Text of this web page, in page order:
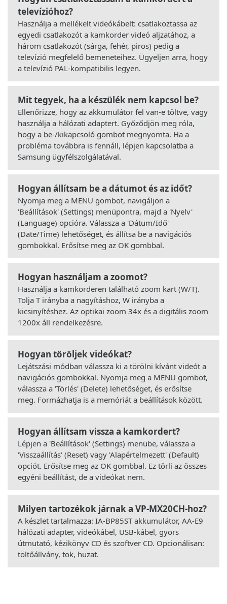
televízióhoz?
Használja a mellékelt videókábelt: csatlakoztassa az
egyedi csatlakozót a kamkorder videó aljzatához, a
három csatlakozót (sárga, fehér, piros) pedig a
televízió megfelelő bemeneteihez. Ügyeljen arra, hogy
a televízió PAL-kompatibilis legyen.
Mit tegyek, ha a készülék nem kapcsol be?
Ellenőrizze, hogy az akkumulátor fel van-e töltve, vagy
használja a hálózati adaptert. Győződjön meg róla,
hogy a be-/kikapcsoló gombot megnyomta. Ha a
probléma továbbra is fennáll, lépjen kapcsolatba a
Samsung ügyfélszolgálatával.
Hogyan állítsam be a dátumot és az időt?
Nyomja meg a MENU gombot, navigáljon a
'Beállítások' (Settings) menüpontra, majd a 'Nyelv'
(Language) opcióra. Válassza a 'Dátum/Idő'
(Date/Time) lehetőséget, és állítsa be a navigációs
gombokkal. Erősítse meg az OK gombbal.
Hogyan használjam a zoomot?
Használja a kamkorderen található zoom kart (W/T).
Tolja T irányba a nagyításhoz, W irányba a
kicsinyítéshez. Az optikai zoom 34x és a digitális zoom
1200x áll rendelkezésre.
Hogyan töröljek videókat?
Lejátszási módban válassza ki a törölni kívánt videót a
navigációs gombokkal. Nyomja meg a MENU gombot,
válassza a 'Törlés' (Delete) lehetőséget, és erősítse
meg. Formázhatja is a memóriát a beállítások között.
Hogyan állítsam vissza a kamkordert?
Lépjen a 'Beállítások' (Settings) menübe, válassza a
'Visszaállítás' (Reset) vagy 'Alapértelmezett' (Default)
opciót. Erősítse meg az OK gombbal. Ez törli az összes
egyéni beállítást, de a videókat nem.
Milyen tartozékok járnak a VP-MX20CH-hoz?
A készlet tartalmazza: IA-BP85ST akkumulátor, AA-E9
hálózati adapter, videókábel, USB-kábel, gyors
útmutató, kézikönyv CD és szoftver CD. Opcionálisan:
töltőállvány, tok, huzat.